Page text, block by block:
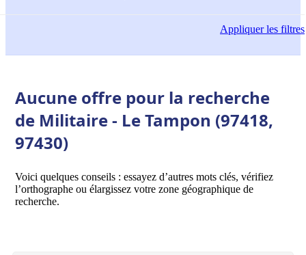
Appliquerles filtres
Aucune offre pour la recherche
de Militaire - Le Tampon (97418,
97430)
Voici quelques conseils : essayez d’autres mots clés, vérifiez
l’orthographe ou élargissez votre zone géographique de
recherche.